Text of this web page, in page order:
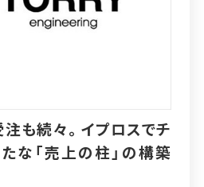
も続々。イプロスでチ
な「売上の柱」の構築